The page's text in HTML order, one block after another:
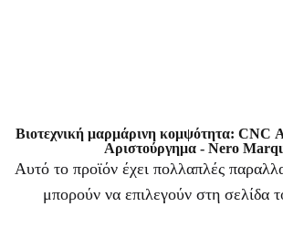
Βιοτεχνική μαρμάρινη κομψότητα: CNC
Αριστούργημα - Nero
Αυτό το προϊόν έχει πολλαπλές
μπορούν να επιλεγούν στη σελίδα